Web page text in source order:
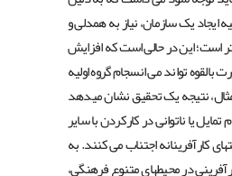
ایجاد یک سازمان، نیاز به همدلی و
این در حالی است که افزایش
تواند می انسجام گروه اولیه
نتیجه یک تحقیق نشان میدهد
یا ناتوانی در کارکردن با سایر
کارآفرینانه اجتناب می کنند. به
در محیطهای متنوع فرهنگی،